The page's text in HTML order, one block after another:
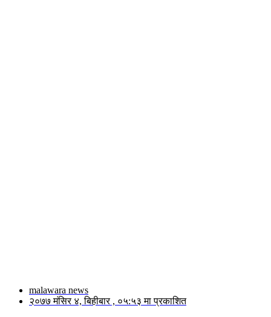
malawara news
२०७७ मंसिर ४, बिहीबार , ०५:५३ मा प्रकाशित